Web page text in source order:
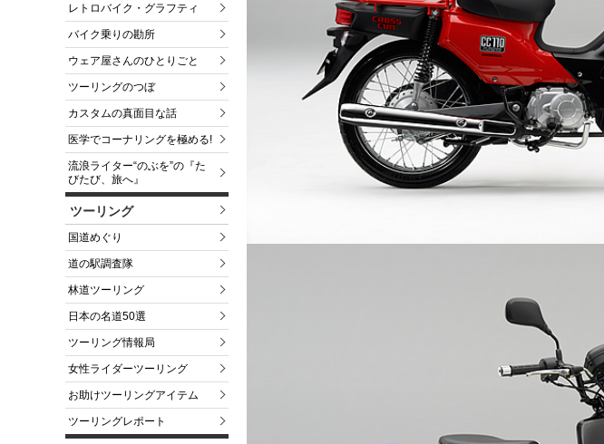
レトロバイク・グラフティ
バイク乗りの勘所
ウェア屋さんのひとりごと
ツーリングのつぼ
カスタムの真面目な話
医学でコーナリングを極める!
流浪ライター“のぶを”の『た
びたび、旅へ』
ツーリング
国道めぐり
道の駅調査隊
林道ツーリング
日本の名道50選
ツーリング情報局
女性ライダーツーリング
お助けツーリングアイテム
ツーリングレポート